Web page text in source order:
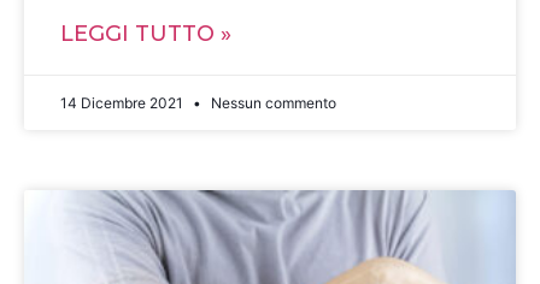
LEGGI TUTTO »
14 Dicembre 2021 Nessun commento